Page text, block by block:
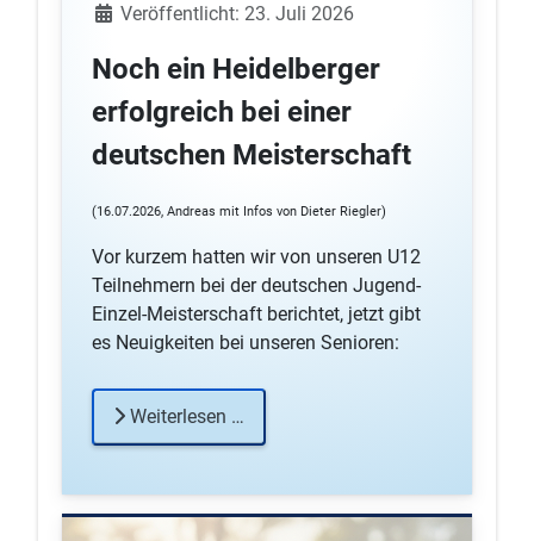
DetailsVeröffentlicht: 23. Juli 2026
Noch ein Heidelberger
erfolgreich bei einer
deutschen Meisterschaft
(16.07.2026, Andreas mit Infos von Dieter Riegler)
Vor kurzem hatten wir von unseren U12
Teilnehmern bei der deutschen Jugend-
Einzel-Meisterschaft berichtet, jetzt gibt
es Neuigkeiten bei unseren Senioren:
Weiterlesen …